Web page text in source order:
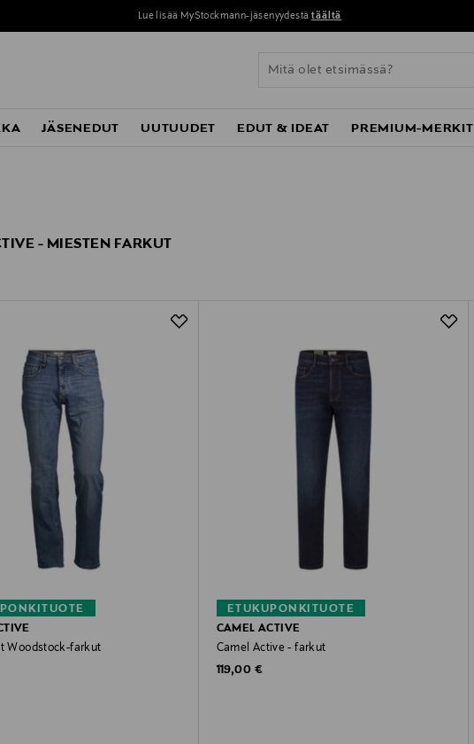
Lue lisää MyStockmann-jäsenyydestä täältä
JÄSENEDUT UUTUUDET EDUT & IDEAT PREMIUM-MERKIT
- MIESTEN FARKUT
Woodstock-farkut
ETUKUPONKITUOTE
CAMEL ACTIVE
Camel Active - farkut
Original Price
119,00 €